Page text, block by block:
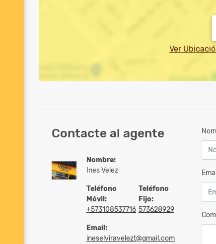
Ver
Contacte al agente
Nombre:
Ines Velez
Teléfono
Móvil:
+573108537716
Teléfono
Fijo:
573628929
Email:
ineselviravelezt@gmail.com